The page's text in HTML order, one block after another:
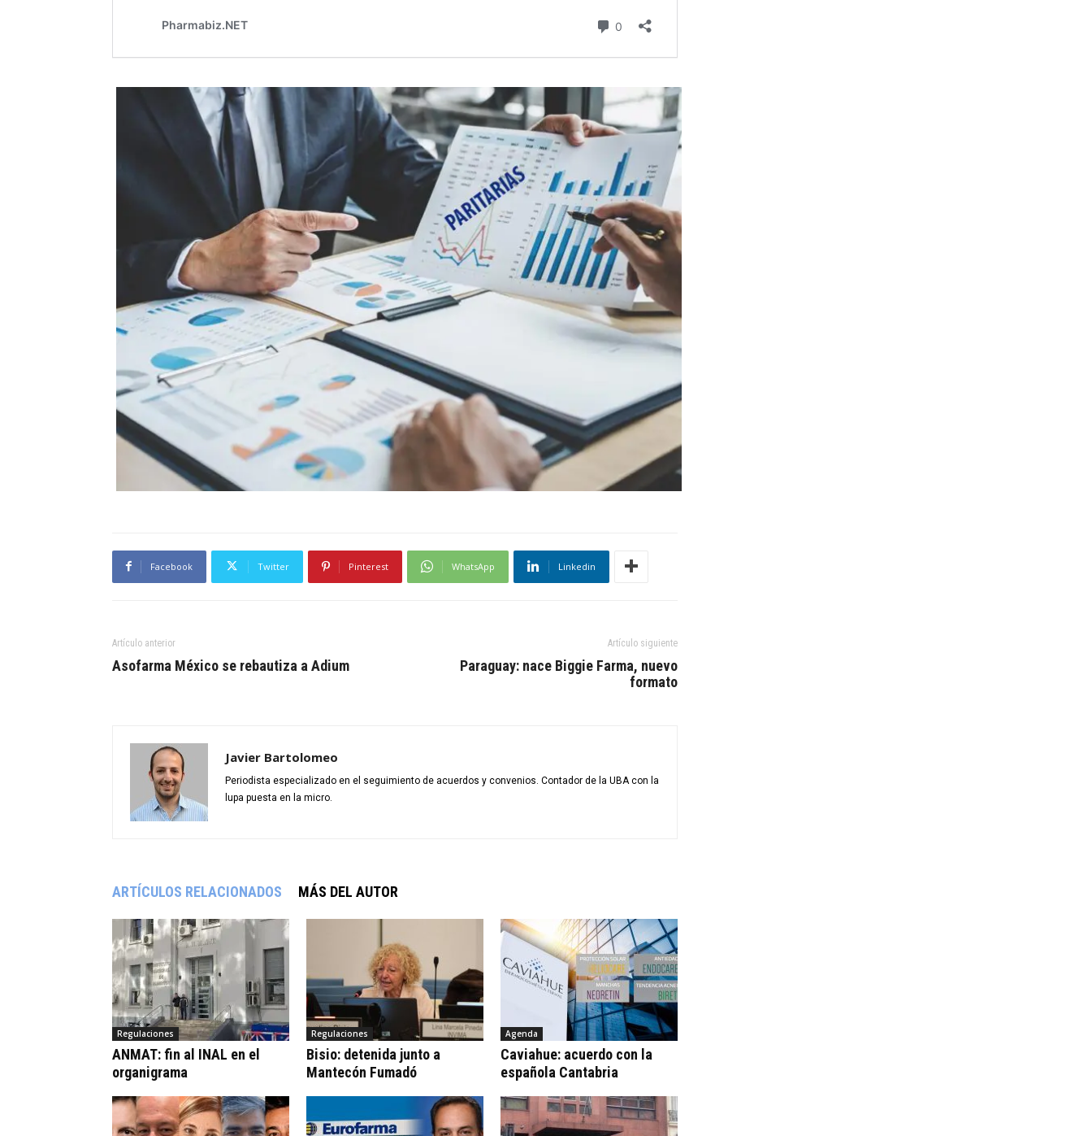
Facebook Twitter Pinterest WhatsApp Linkedin
Artículo anterior
Asofarma México se rebautiza a Adium
Artículo siguiente
Paraguay: nace Biggie Farma, nuevo
formato
Javier Bartolomeo
Periodista especializado en el seguimiento de acuerdos y convenios. Contador de la UBA con la
lupa puesta en la micro.
ARTÍCULOS RELACIONADOS MÁS DEL AUTOR
Regulaciones
ANMAT: fin al INAL en el
organigrama
Regulaciones
Bisio: detenida junto a
Mantecón Fumadó
Agenda
Caviahue: acuerdo con la
española Cantabria